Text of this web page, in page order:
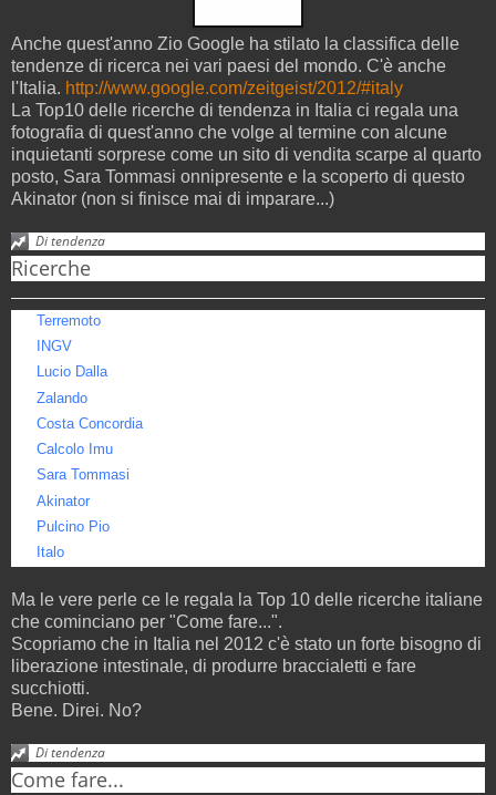
Anche quest'anno Zio Google ha stilato la classifica delle
tendenze di ricerca nei vari paesi del mondo. C'è anche
l'Italia. http://www.google.com/zeitgeist/2012/#italy
La Top10 delle ricerche di tendenza in Italia ci regala una
fotografia di quest'anno che volge al termine con alcune
inquietanti sorprese come un sito di vendita scarpe al quarto
posto, Sara Tommasi onnipresente e la scoperto di questo
Akinator (non si finisce mai di imparare...)
Di tendenza
Ricerche
Terremoto
INGV
Lucio Dalla
Zalando
Costa Concordia
Calcolo Imu
Sara Tommasi
Akinator
Pulcino Pio
Italo
Ma le vere perle ce le regala la Top 10 delle ricerche italiane
che cominciano per "Come fare...".
Scopriamo che in Italia nel 2012 c'è stato un forte bisogno di
liberazione intestinale, di produrre braccialetti e fare
succhiotti.
Bene. Direi. No?
Di tendenza
Come fare...